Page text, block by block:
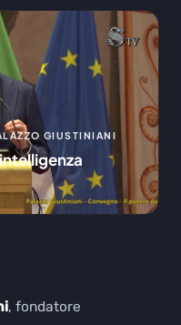
GIUSTINIANI
, fondatore